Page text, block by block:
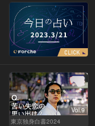
Vol.9
東京独身白書2024